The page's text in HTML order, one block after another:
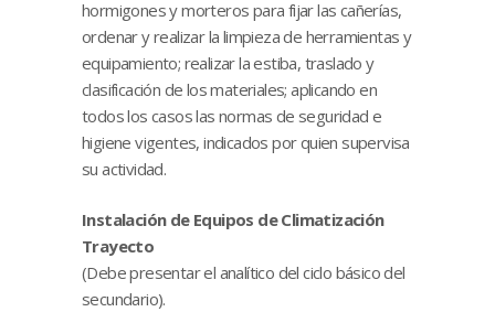
hormigones y morteros para fijar las cañerías,
ordenar y realizar la limpieza de herramientas y
equipamiento; realizar la estiba, traslado y
clasificación de los materiales; aplicando en
todos los casos las normas de seguridad e
higiene vigentes, indicados por quien supervisa
su actividad.
Instalación de Equipos de Climatización
Trayecto
(Debe presentar el analítico del ciclo básico del
secundario).